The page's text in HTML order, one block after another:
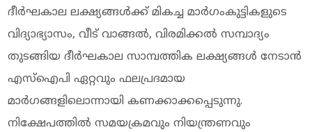
ദീർഘകാല ലക്ഷ്യങ്ങൾക്ക് മികച്ച മാർഗംകുട്ടികളുടെ
വിദ്യാഭ്യാസം, വീട് വാങ്ങൽ, വിരമിക്കൽ സമ്പാദ്യം
തുടങ്ങിയ ദീർഘകാല സാമ്പത്തിക ലക്ഷ്യങ്ങൾ നേടാൻ
എസ്‌ഐപി ഏറ്റവും ഫലപ്രദമായ
മാർഗങ്ങളിലൊന്നായി കണക്കാക്കപ്പെടുന്നു.
നിക്ഷേപത്തിൽ സമയക്രമവും നിയന്ത്രണവും